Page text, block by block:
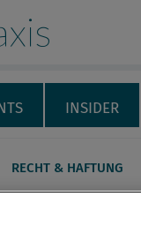
INSIDER
RECHT & HAFTUNG